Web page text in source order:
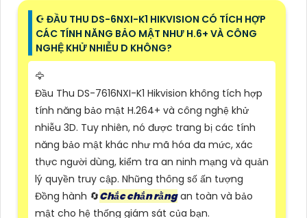
☪ ĐẦU THU DS-6NXI-K1 HIKVISION CÓ TÍCH HỢP
CÁC TÍNH NĂNG BẢO MẬT NHƯ H.6+ VÀ CÔNG
NGHỆ KHỬ NHIỄU D KHÔNG?
🦅
Đầu Thu DS-7616NXI-K1 Hikvision không tích hợp
tính năng bảo mật H.264+ và công nghệ khử
nhiễu 3D. Tuy nhiên, nó được trang bị các tính
năng bảo mật khác như mã hóa đa mức, xác
thực người dùng, kiểm tra an ninh mạng và quản
lý quyền truy cập. Những thông số ấn tượng
Đồng hành 🔄Chắc chắn rằngan toàn và bảo
mật cho hệ thống giám sát của bạn.